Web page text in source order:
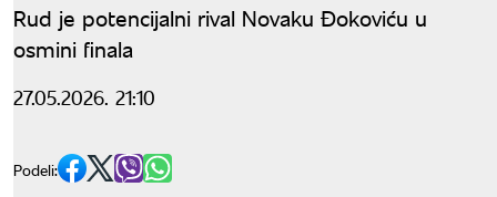
Rud je potencijalni rival Novaku Đokoviću u
osmini finala
27.05.2026. 21:10
Podeli: